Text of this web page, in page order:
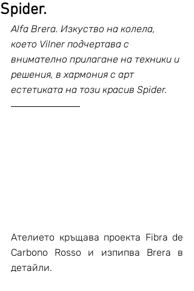
Spider.
Alfa Brera. Изкуство на колела,
което Vilner подчертава с
внимателно прилагане на техники и
решения, в хармония с арт
естетиката на този красив Spider.
Aтелието кръщава проекта Fibra dе
Carbono Rosso и изпипва Brera в
детайли.